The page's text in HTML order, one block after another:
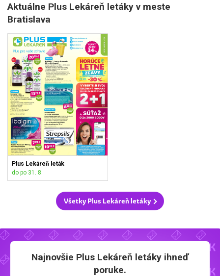
Aktuálne Plus Lekáreň letáky v meste
Bratislava
Plus Lekáreň leták
do po 31. 8.
Všetky Plus Lekáreň letáky
Najnovšie Plus Lekáreň letáky ihneď
poruke.